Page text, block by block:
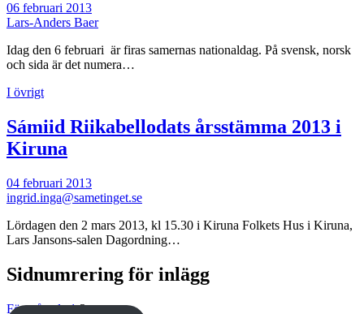
06 februari 2013
Lars-Anders Baer
Idag den 6 februari är firas samernas nationaldag. På svensk, norsk
och sida är det numera…
I övrigt
Sámiid Riikabellodats årsstämma 2013 i
Kiruna
04 februari 2013
ingrid.inga@sametinget.se
Lördagen den 2 mars 2013, kl 15.30 i Kiruna Folkets Hus i Kiruna,
Lars Jansons-salen Dagordning…
Sidnumrering för inlägg
Föregående 1 2